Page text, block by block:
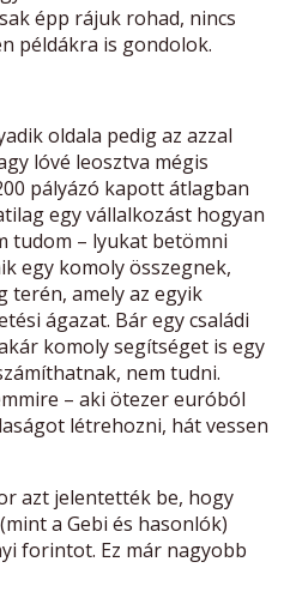
épp rájuk rohad, nincs
példákra is gondolok.
oldala pedig az azzal
lóvé leosztva mégis
pályázó kapott átlagban
egy vállalkozást hogyan
tudom – lyukat betömni
egy komoly összegnek,
terén, amely az egyik
ágazat. Bár egy családi
komoly segítséget is egy
nem tudni.
– aki ötezer euróból
létrehozni, hát vessen
azt jelentették be, hogy
a Gebi és hasonlók)
forintot. Ez már nagyobb